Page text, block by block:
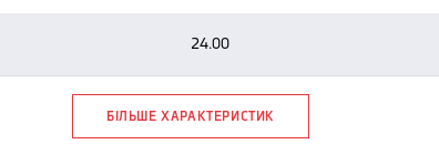
24.00
БІЛЬШЕ ХАРАКТЕРИСТИК